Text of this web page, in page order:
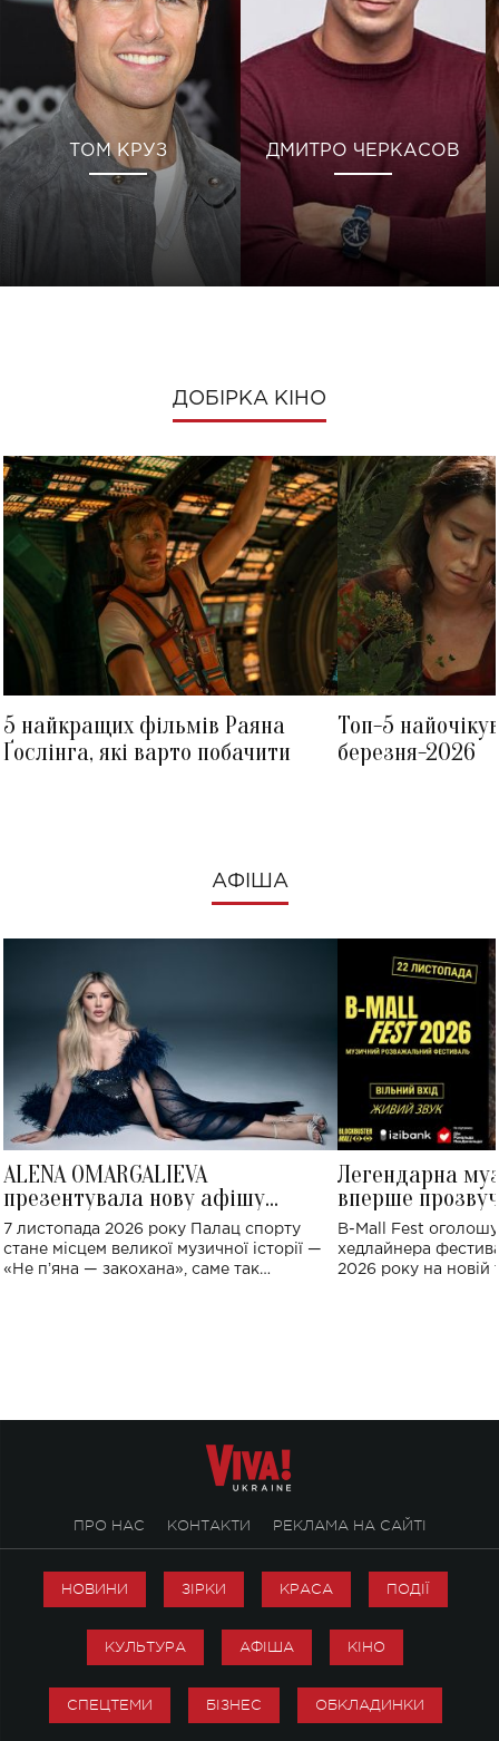
ТОМ КРУЗ ДМИТРО ЧЕРКАСОВ
ДОБІРКА КІНО
5 найкращих фільмів Раяна
Ґослінга, які варто побачити
Топ-5
березня-2026
АФІША
ALENA OMARGALIEVA
презентувала нову афішу
великого концерту в Палаці
спорту
7 листопада 2026 року Палац спорту
стане місцем великої музичної історії —
«Не пʼяна — закохана», саме так
Легендарна
вперше
Україні: де
B-Mall Fest
хедлайнера
2026 року на новій
ПРО НАС КОНТАКТИ РЕКЛАМА НА САЙТІ
НОВИНИ ЗІРКИ КРАСА ПОДІЇ
КУЛЬТУРА АФІША КІНО
СПЕЦТЕМИ БІЗНЕС ОБКЛАДИНКИ